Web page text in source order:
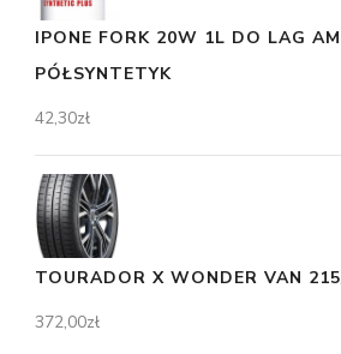
IPONE FORK 20W 1L DO LAG
PÓŁSYNTETYK
42,30zł
TOURADOR X WONDER VAN
372,00zł